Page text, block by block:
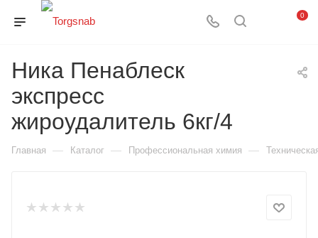
0
Ника Пенаблеск
экспресс
жироудалитель 6кг/4
Главная — Каталог — Профессиональная химия —